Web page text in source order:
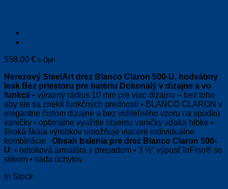
558.00 € s Dph
Nerezový SteelArt drez Blanco Claron 500-U, hodvábny
lesk Bez priestoru pre batériu Dokonalý v dizajne a vo
funkcii • výrazný rádius 10 mm pre viac dizajnu – bez toho
aby ste sa zriekli funkčných predností • BLANCO CLARON v
elegantne čistom dizajne a bez viditeľného vzoru na spodku
vaničky • optimálne využitie objemu vaničky vďaka hĺbke •
široká škála výrobkov umožňuje viaceré individuálne
kombinácie Obsah balenia pre drez Blanco Claron 500-
U: • odtoková armatúra s prepadom • 3 ½“ výpusť InFino® so
sitkom • sada úchytov
In Stock